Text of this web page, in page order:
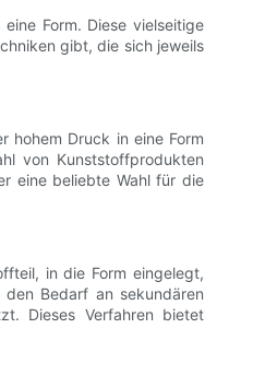
Form. Diese vielseitige
gibt, die sich jeweils
hohem Druck in eine Form
von Kunststoffprodukten
eine beliebte Wahl für die
in die Form eingelegt,
Bedarf an sekundären
Dieses Verfahren bietet